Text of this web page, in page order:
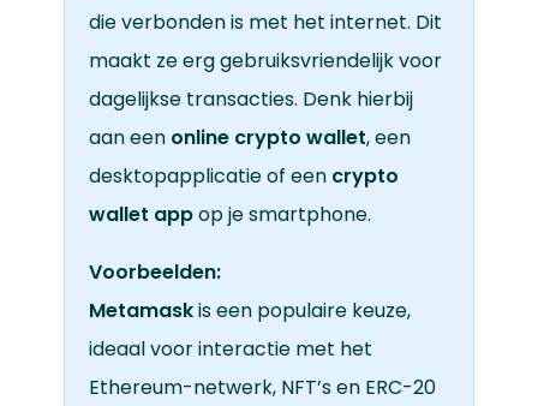
die verbonden is met het internet. Dit
maakt ze erg gebruiksvriendelijk voor
dagelijkse transacties. Denk hierbij
aan een online crypto wallet, een
desktopapplicatie of een crypto
wallet appop je smartphone.
Voorbeelden:
Metamaskis een populaire keuze,
ideaal voor interactie met het
Ethereum-netwerk, NFT’s en ERC-20